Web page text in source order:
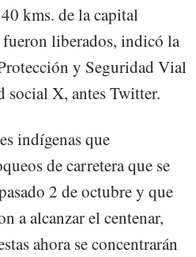
kms. de la capital
liberados, indicó la
y Seguridad Vial
social X, antes Twitter.
indígenas que
de carretera que se
2 de octubre y que
a alcanzar el centenar,
ahora se concentrarán